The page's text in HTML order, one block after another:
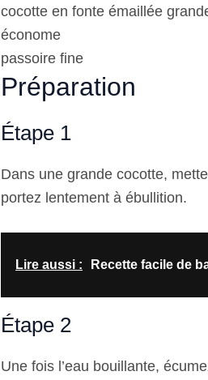
cocotte en fonte émaillée
économe
passoire fine
Préparation
Étape 1
Dans une grande cocotte,
portez lentement à ébullition.
Lire aussi : Recette facile de
Étape 2
Une fois l’eau bouillante,